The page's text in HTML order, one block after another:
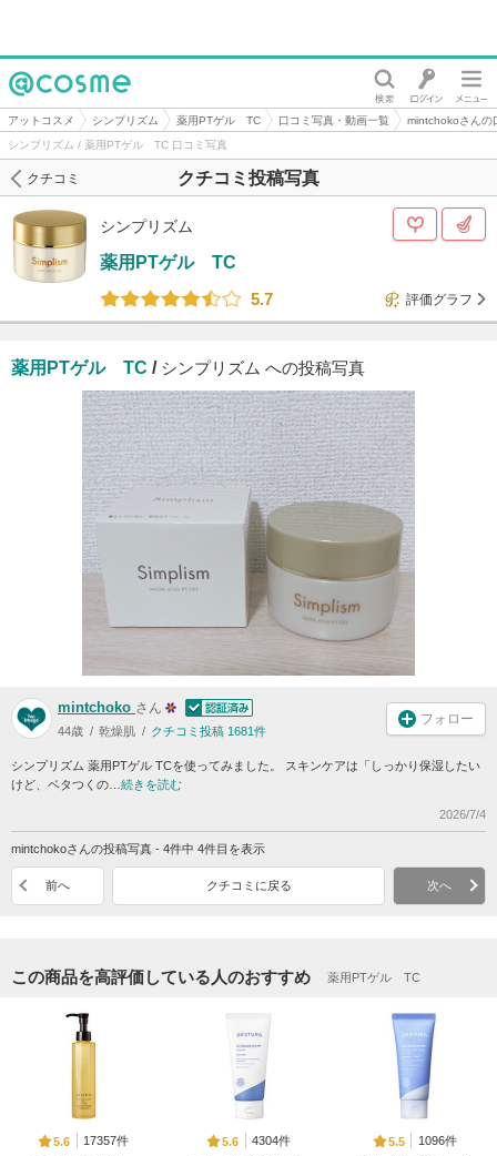
@cosme
アットコスメ シンプリズム 薬用PTゲル TC 口コミ写真・動画一覧
mintchokoさんの
シンプリズム / 薬用PTゲル TC 口コミ写真
クチコミ投稿写真
クチコミ
シンプリズム
薬用PTゲル TC
5.7
評価グラフ
薬用PTゲル TC / シンプリズム への投稿写真
mintchoko さん
44歳 乾燥肌 クチコミ投稿 1681件
フォロー
シンプリズム 薬用PTゲル TCを使ってみました。 スキンケアは「しっかり保湿したい
けど、ベタつくの… 続きを読む
2026/7/4
mintchokoさんの投稿写真 - 4件中 4件目を表示
前へ クチコミに戻る 次へ
この商品を高評価している人のおすすめ 薬用PTゲル TC
5.6
17357件
5.6
4304件
5.5
1096件